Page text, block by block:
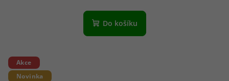
Do košíku
Akce
Novinka